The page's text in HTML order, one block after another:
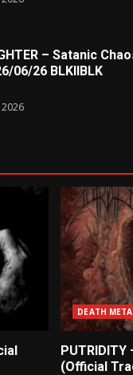
– Satanic
06/26 BLKIIBLK
2026
DEATH
(Official